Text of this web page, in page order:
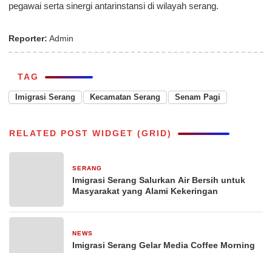
pegawai serta sinergi antarinstansi di wilayah serang.
Reporter: Admin
TAG
Imigrasi Serang Kecamatan Serang Senam Pagi
RELATED POST WIDGET (GRID)
SERANG
Imigrasi Serang Salurkan Air Bersih untuk
Masyarakat yang Alami Kekeringan
NEWS
Imigrasi Serang Gelar Media Coffee Morning